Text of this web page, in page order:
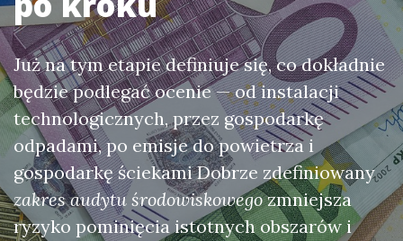
Już na tym etapie definiuje się, co dokładnie
będzie podlegać ocenie — od instalacji
technologicznych, przez gospodarkę
odpadami, po emisje do powietrza i
gospodarkę ściekami Dobrze zdefiniowany
zakres audytu środowiskowegozmniejsza
ryzyko pominięcia istotnych obszarów i